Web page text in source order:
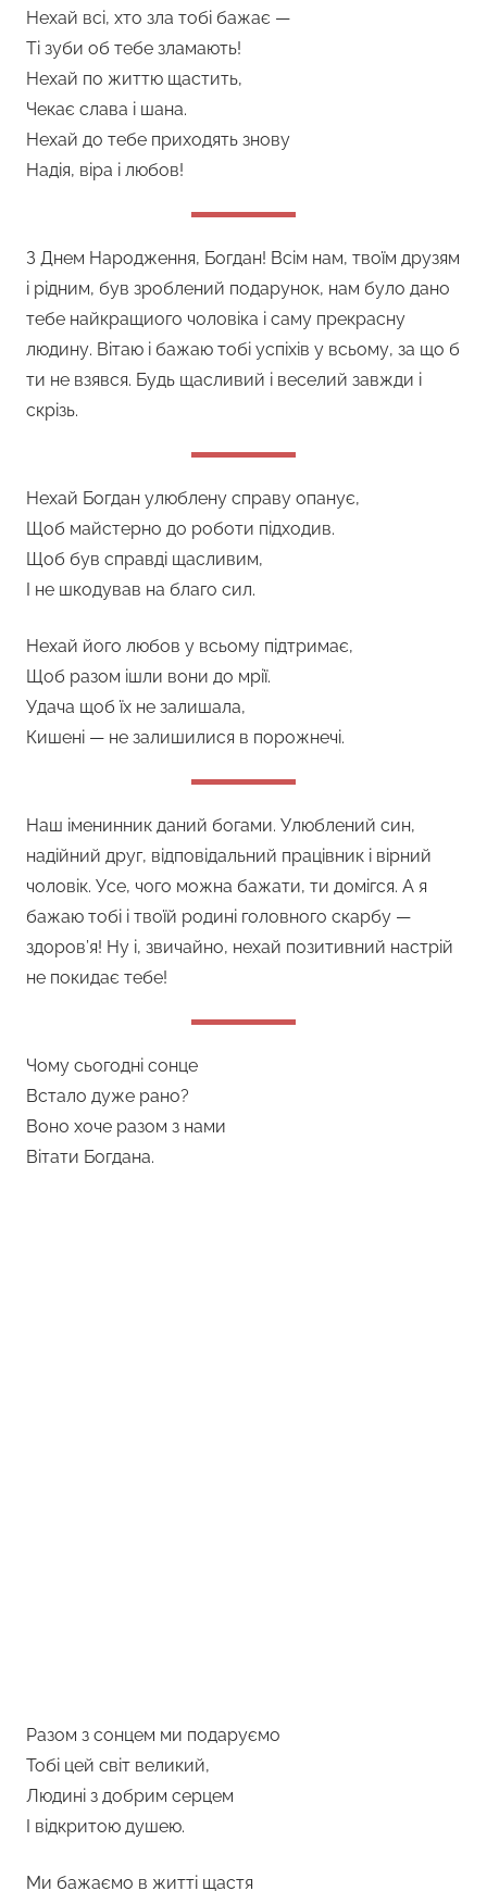
Нехай всі, хто зла тобі бажає —
Ті зуби об тебе зламають!
Нехай по життю щастить,
Чекає слава і шана.
Нехай до тебе приходять знову
Надія, віра і любов!
З Днем Народження, Богдан! Всім нам, твоїм друзям
і рідним, був зроблений подарунок, нам було дано
тебе найкращиого чоловіка і саму прекрасну
людину. Вітаю і бажаю тобі успіхів у всьому, за що б
ти не взявся. Будь щасливий і веселий завжди і
скрізь.
Нехай Богдан улюблену справу опанує,
Щоб майстерно до роботи підходив.
Щоб був справді щасливим,
І не шкодував на благо сил.
Нехай його любов у всьому підтримає,
Щоб разом ішли вони до мрії.
Удача щоб їх не залишала,
Кишені — не залишилися в порожнечі.
Наш іменинник даний богами. Улюблений син,
надійний друг, відповідальний працівник і вірний
чоловік. Усе, чого можна бажати, ти домігся. А я
бажаю тобі і твоїй родині головного скарбу —
здоров’я! Ну і, звичайно, нехай позитивний настрій
не покидає тебе!
Чому сьогодні сонце
Встало дуже рано?
Воно хоче разом з нами
Вітати Богдана.
Разом з сонцем ми подаруємо
Тобі цей світ великий,
Людині з добрим серцем
І відкритою душею.
Ми бажаємо в житті щастя